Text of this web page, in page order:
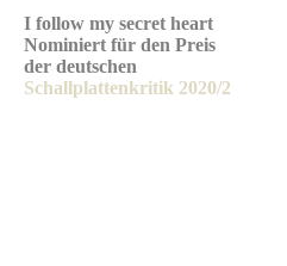
I follow my secret heart
Nominiert für den Preis
der deutschen
Schallplattenkritik 2020/2